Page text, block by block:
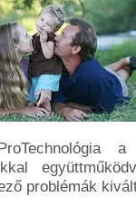
problémák